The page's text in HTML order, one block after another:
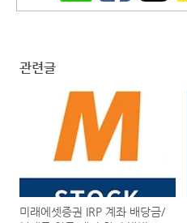
관련글
미래에셋증권 IRP 계좌 배당금/